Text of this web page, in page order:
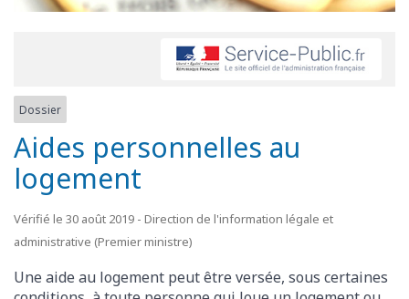
Dossier
Aides personnelles au
logement
Vérifié le 30 août 2019 - Direction de l'information légale et
administrative (Premier ministre)
Une aide au logement peut être versée, sous certaines